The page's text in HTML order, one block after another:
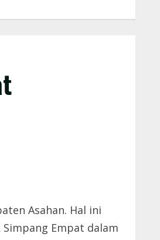
Asahan. Hal ini
Empat dalam